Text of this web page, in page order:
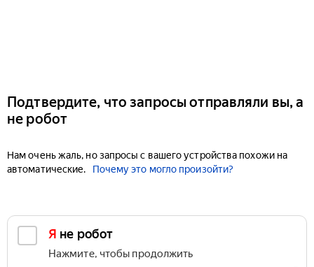
Подтвердите, что запросы отправляли вы, а
не робот
Нам очень жаль, но запросы с вашего устройства похожи на
автоматические.
Почему это могло произойти?
Я не робот
Нажмите, чтобы продолжить